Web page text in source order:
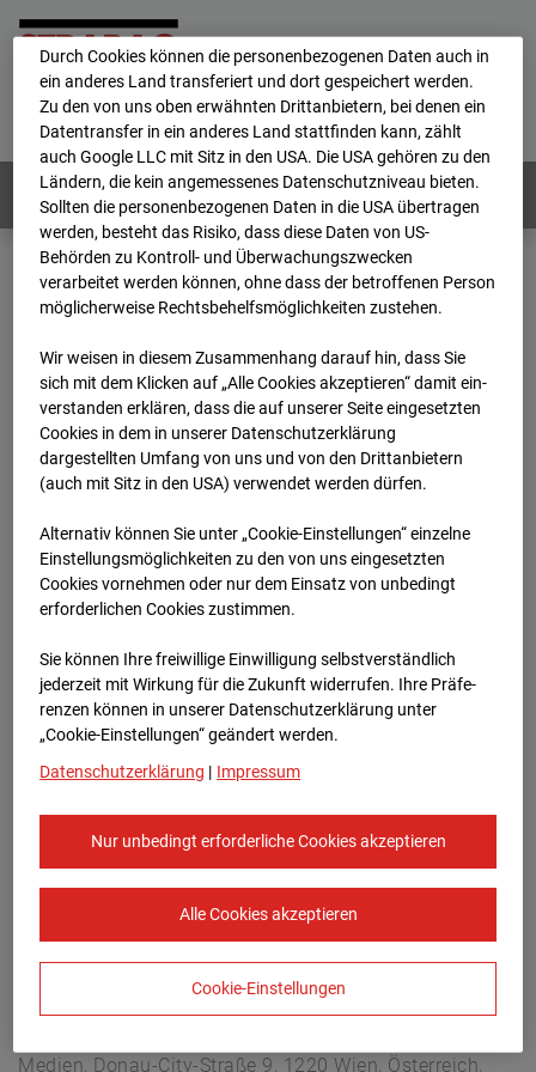
Home E-Mail Impressum
Login
Deutsch / English
Webcams: Alle Länder
Home
Deutschland
BC-186 - BV-Lübbenau Nordkopf
Archiv
2026
07 08 08:15
BC-186 - BV-Lübbenau
Nordkopf
Berliner Str. 30, 03222 Berlin
Zur Übersicht
Europe/Berlin
Medien, Donau-City-Straße 9, 1220 Wien, Österreich,
Durch Cookies können die personenbezogenen Daten auch in
ein anderes Land transferiert und dort gespeichert werden.
Zu den von uns oben erwähnten Drittanbietern, bei denen ein
Datentransfer in ein anderes Land stattfinden kann, zählt
auch Google LLC mit Sitz in den USA. Die USA gehören zu den
Ländern, die kein angemessenes Datenschutzniveau bieten.
Sollten die personenbezogenen Daten in die USA übertragen
werden, besteht das Risiko, dass diese Daten von US-
Behörden zu Kontroll- und Überwachungszwecken
verarbeitet werden können, ohne dass der betroffenen Person
möglicherweise Rechtsbehelfsmöglichkeiten zustehen.
Wir weisen in diesem Zusammenhang darauf hin, dass Sie
sich mit dem Klicken auf „Alle Cookies akzeptieren“ damit ein­
ver­standen erklären, dass die auf unserer Seite eingesetzten
Cookies in dem in unserer Datenschutzerklärung
dargestellten Umfang von uns und von den Drittanbietern
(auch mit Sitz in den USA) verwendet werden dürfen.
Alternativ können Sie unter „Cookie-Einstellungen“ einzelne
Einstellungsmöglichkeiten zu den von uns eingesetzten
Cookies vornehmen oder nur dem Einsatz von unbedingt
erforderlichen Cookies zustimmen.
Sie können Ihre freiwillige Einwilligung selbstverständlich
jederzeit mit Wirkung für die Zukunft widerrufen. Ihre Prä­fe­
renzen können in unserer Datenschutzerklärung unter
„Cookie-Einstellungen“ geändert werden.
Datenschutzerklärung | Impressum
Nur unbedingt erforderliche Cookies akzeptieren
Alle Cookies akzeptieren
Cookie-Einstellungen